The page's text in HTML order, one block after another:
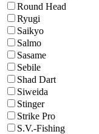
Round Head
Ryugi
Saikyo
Salmo
Sasame
Sebile
Shad Dart
Siweida
Stinger
Strike Pro
S.V.-Fishing